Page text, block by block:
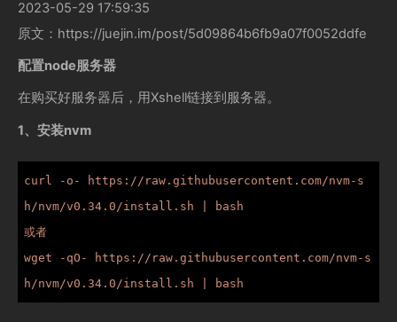
2023-05-29 17:59:35
原文：https://juejin.im/post/5d09864b6fb9a07f0052ddfe
配置node服务器
在购买好服务器后，用Xshell链接到服务器。
1、安装nvm
curl -o- https://raw.githubusercontent.com/nvm-s
h/nvm/v0.34.0/install.sh | bash
或者
wget -qO- https://raw.githubusercontent.com/nvm-s
h/nvm/v0.34.0/install.sh | bash